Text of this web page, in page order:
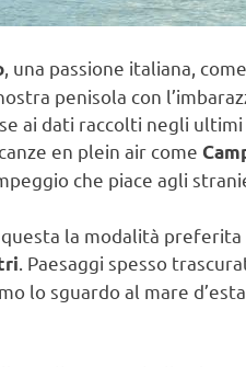
, una passione italiana,
penisola con
ai dati raccolti negli
en plein air come
che piace agli
la modalità
. Paesaggi spesso
lo sguardo al mare